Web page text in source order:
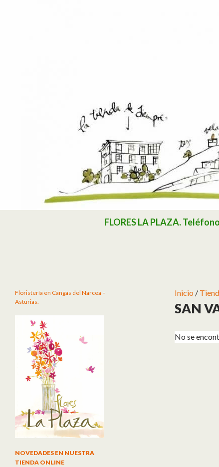
FLORES LA PLAZA.
Inicio /
SAN
No se
Floristería en Cangas del Narcea –
Asturias.
NOVEDADES EN NUESTRA
TIENDA ONLINE